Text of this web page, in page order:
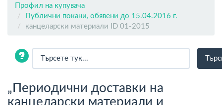
Профил на купувача
Публични покани, обявени до 15.04.2016 г.
канцеларски материали ID 01-2015
„Периодични доставки на
канцеларски материали и